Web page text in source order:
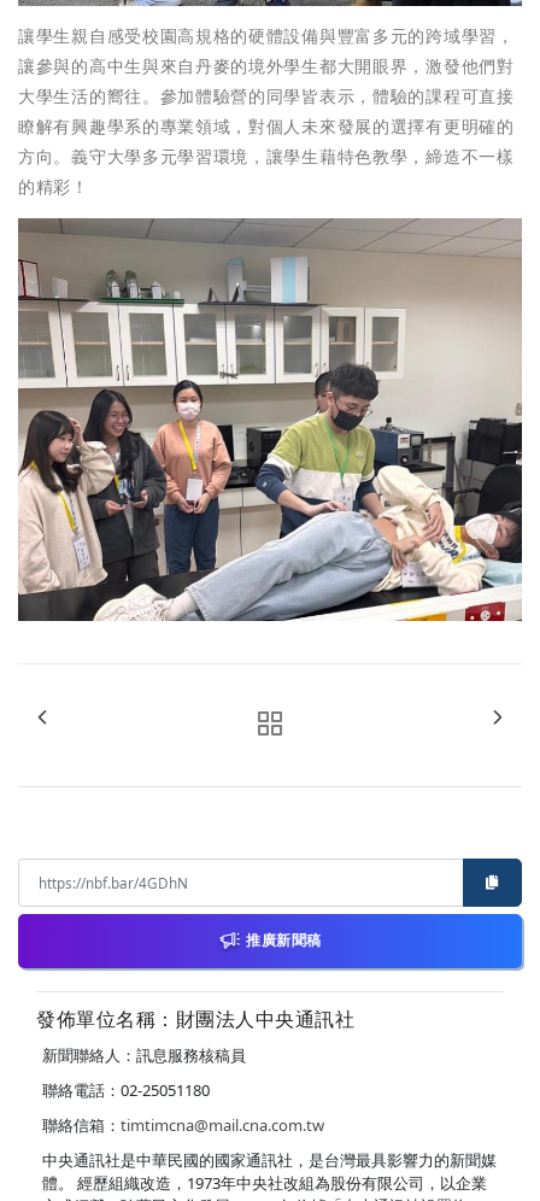
讓學生親自感受校園高規格的硬體設備與豐富多元的跨域學習，
讓參與的高中生與來自丹麥的境外學生都大開眼界，激發他們對
大學生活的嚮往。參加體驗營的同學皆表示，體驗的課程可直接
瞭解有興趣學系的專業領域，對個人未來發展的選擇有更明確的
方向。義守大學多元學習環境，讓學生藉特色教學，締造不一樣
的精彩！
推廣新聞稿
發佈單位名稱：財團法人中央通訊社
新聞聯絡人：訊息服務核稿員
聯絡電話：02-25051180
聯絡信箱： timtimcna@mail.cna.com.tw
中央通訊社是中華民國的國家通訊社，是台灣最具影響力的新聞媒
體。 經歷組織改造，1973年中央社改組為股份有限公司，以企業